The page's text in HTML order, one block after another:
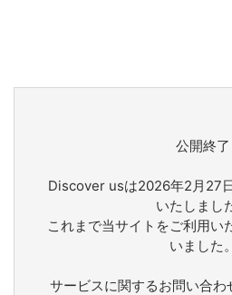
公開終了
Discover usは2026年2月27
いたしまし
これまで当サイトをご利用い
いました。
サービスに関するお問い合